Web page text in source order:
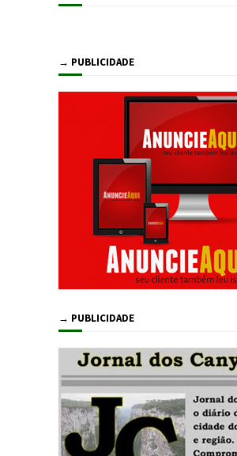
→ PUBLICIDADE
→ PUBLICIDADE